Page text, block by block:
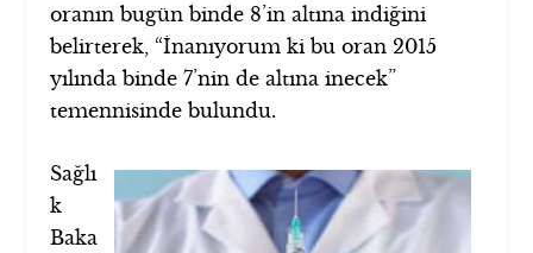
oranın bugün binde 8’in altına indiğini
belirterek, “İnanıyorum ki bu oran 2015
yılında binde 7’nin de altına inecek”
temennisinde bulundu.
Sağlı
k
Baka